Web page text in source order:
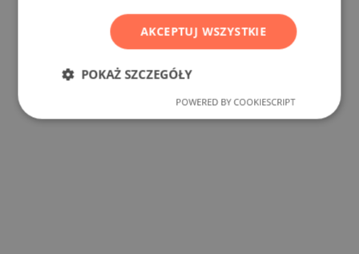
AKCEPTUJ WSZYSTKIE
POKAŻ SZCZEGÓŁY
POWERED BY COOKIESCRIPT